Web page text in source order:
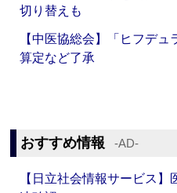
切り替えも
【中医協総会】「ヒフデ
算定など了承
おすすめ情報 ‐AD‐
【日立社会情報サービス